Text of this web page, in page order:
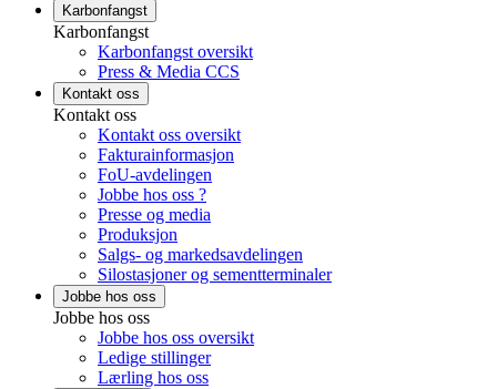
Karbonfangst
Karbonfangst
Karbonfangst oversikt
Press & Media CCS
Kontakt oss
Kontakt oss
Kontakt oss oversikt
Fakturainformasjon
FoU-avdelingen
Jobbe hos oss ?
Presse og media
Produksjon
Salgs- og markedsavdelingen
Silostasjoner og sementterminaler
Jobbe hos oss
Jobbe hos oss
Jobbe hos oss oversikt
Ledige stillinger
Lærling hos oss